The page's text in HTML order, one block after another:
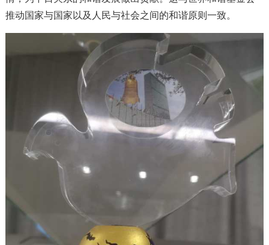
推动国家与国家以及人民与社会之间的和谐原则一致。